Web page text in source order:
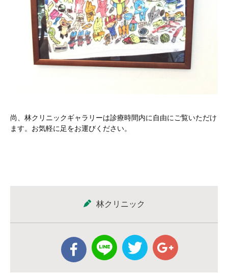
尚、林クリニックギャラリーは診療時間内に自由にご覧いただけ
ます。お気軽に足をお運びください。
林クリニック